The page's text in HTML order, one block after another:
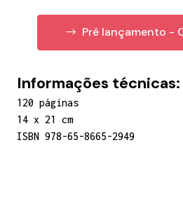
Pré lançamento -
Informações técnicas:
120 páginas
14 x 21 cm
ISBN 978-65-8665-2949